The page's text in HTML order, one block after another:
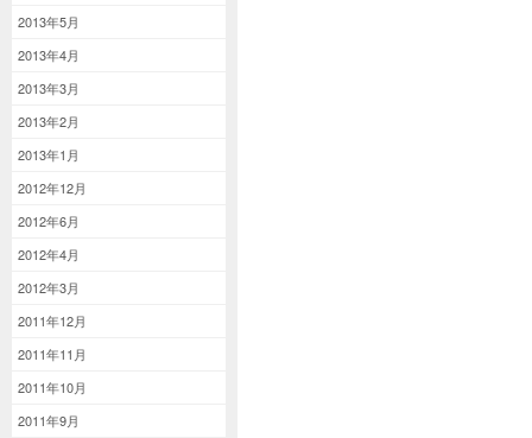
2013年5月
2013年4月
2013年3月
2013年2月
2013年1月
2012年12月
2012年6月
2012年4月
2012年3月
2011年12月
2011年11月
2011年10月
2011年9月